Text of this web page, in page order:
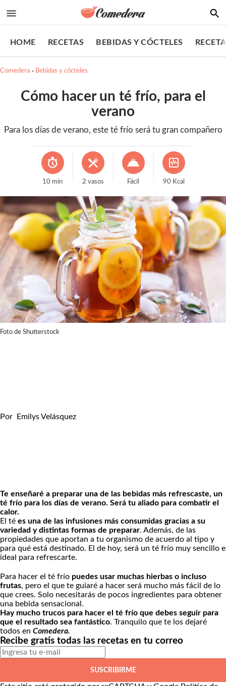
HOME RECETAS BEBIDAS Y CÓCTELES
Comedera Bebidas y cócteles
Cómo hacer un té frío, para el
verano
Para los días de verano, este té frío será tu gran compañero
10 min 2 vasos Fácil 90 Kcal
Foto de Shutterstock
Por Emilys Velásquez
Te enseñaré a preparar una de las bebidas más refrescaste, un
té frío para los días de verano. Será tu aliado para combatir el
calor.
El té es una de las infusiones más consumidas gracias a su
variedad y distintas formas de preparar. Además, de las
propiedades que aportan a tu organismo de acuerdo al tipo y
para qué está destinado. El de hoy, será un té frío muy sencillo e
ideal para refrescarte.
Para hacer el té frío puedes usar muchas hierbas o incluso
frutas, pero el que te guiaré a hacer será mucho más fácil de lo
que crees. Solo necesitarás de pocos ingredientes para obtener
una bebida sensacional.
Hay mucho trucos para hacer el té frío que debes seguir para
que el resultado sea fantástico. Tranquilo que te los dejaré
todos en Comedera.
Recibe gratis todas las recetas en tu correo
SUSCRIBIRME